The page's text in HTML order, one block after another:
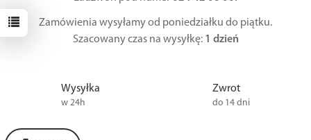
Zamówienia wysyłamy od poniedziałku do piątku.
Szacowany czas na wysyłkę: 1 dzień
Wysyłka
w 24h
Zwrot
do 14 dni